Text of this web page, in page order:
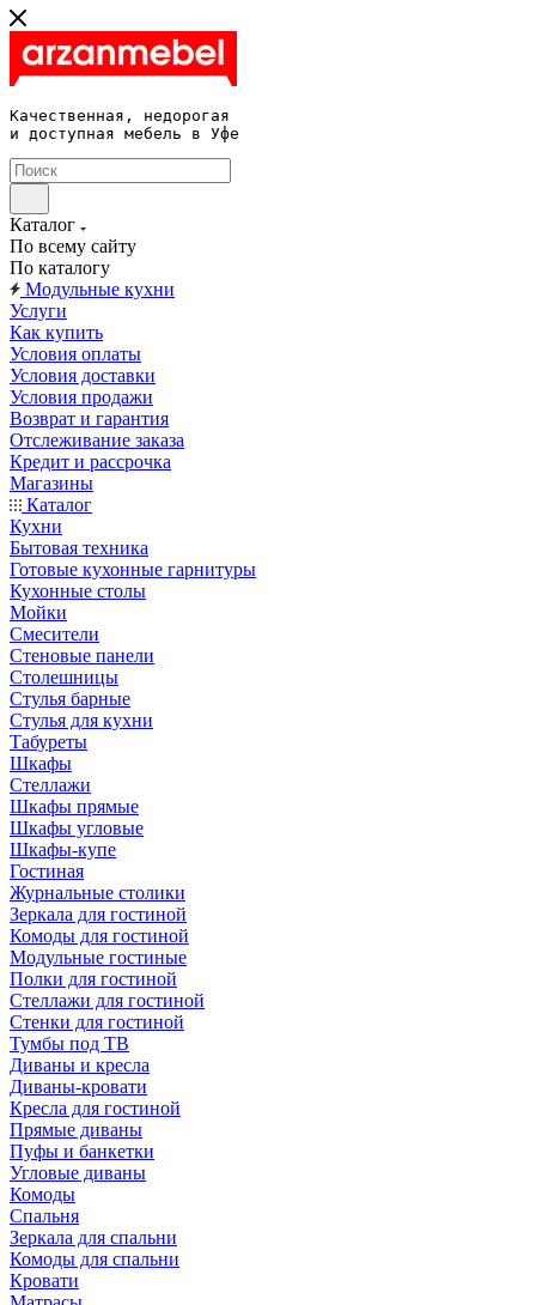
Качественная, недорогая
и доступная мебель в Уфе
Каталог
По всему сайту
По каталогу
Модульные кухни
Услуги
Как купить
Условия оплаты
Условия доставки
Условия продажи
Возврат и гарантия
Отслеживание заказа
Кредит и рассрочка
Магазины
Каталог
Кухни
Бытовая техника
Готовые кухонные гарнитуры
Кухонные столы
Мойки
Смесители
Стеновые панели
Столешницы
Стулья барные
Стулья для кухни
Табуреты
Шкафы
Стеллажи
Шкафы прямые
Шкафы угловые
Шкафы-купе
Гостиная
Журнальные столики
Зеркала для гостиной
Комоды для гостиной
Модульные гостиные
Полки для гостиной
Стеллажи для гостиной
Стенки для гостиной
Тумбы под ТВ
Диваны и кресла
Диваны-кровати
Кресла для гостиной
Прямые диваны
Пуфы и банкетки
Угловые диваны
Комоды
Спальня
Зеркала для спальни
Комоды для спальни
Кровати